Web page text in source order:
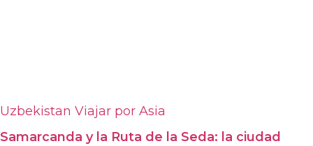
Uzbekistan Viajar por Asia
Samarcanda y la Ruta de la Seda: la ciudad